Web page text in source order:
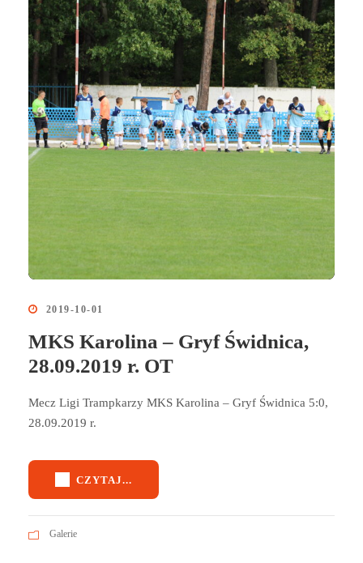
2019-10-01
MKS Karolina – Gryf Świdnica,
28.09.2019 r. OT
Mecz Ligi Trampkarzy MKS Karolina – Gryf Świdnica 5:0,
28.09.2019 r.
CZYTAJ...
Galerie